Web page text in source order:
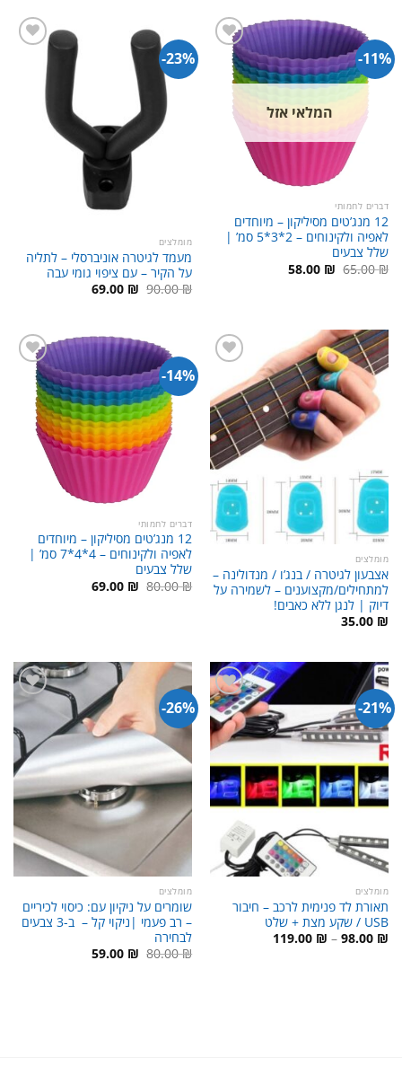
⁦79.00 ₪⁩
11%-
המלאי אזל
דברים לחמותי
12 מנג’טים מסיליקון – מיוחדים
לאפיה ולקינוחים – 2*3*5 סמ’ |
שלל צבעים
65.00₪ המחיר
המקורי
58.00 ₪ המחיר
הנוכחי
23%-
מומלצים
מעמד לגיטרה אוניברסלי – לתליה
על הקיר – עם ציפוי גומי עבה
90.00₪ המחיר
המקורי
69.00 ₪ המחיר
מומלצים
אצבעון לגיטרה / בנג’ו / מנדולינה –
למתחילים/מקצוענים – לשמירה על
דיוק | לנגן ללא כאבים!
35.00 ₪
14%-
דברים לחמותי
12 מנג’טים מסיליקון – מיוחדים
לאפיה ולקינוחים – 4*4*7 סמ’ |
שלל צבעים
80.00₪ המחיר
המקורי
69.00 ₪ המחיר
21%-
מומלצים
תאורת לד פנימית לרכב – חיבור
USB / שקע מצת + שלט
98.00 ₪
–
119.00 ₪ טווח
26%-
מומלצים
שומרים על ניקיון עם: כיסוי לכיריים
– רב פעמי |ניקוי קל – ב-3 צבעים
לבחירה
80.00₪ המחיר59.00 ₪ המחיר